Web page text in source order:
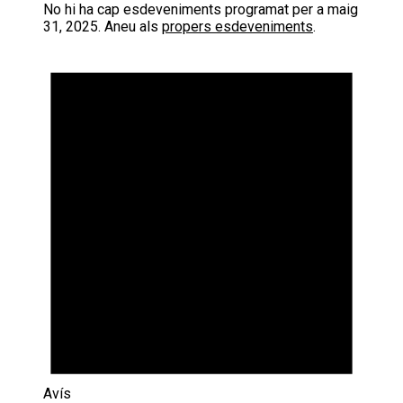
No hi ha cap esdeveniments programat per a maig
31, 2025. Aneu als propers esdeveniments.
Avís